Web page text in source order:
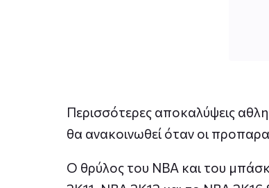
Περισσότερες αποκαλύψεις
θα ανακοινωθεί όταν οι
Ο θρύλος του NBA και του